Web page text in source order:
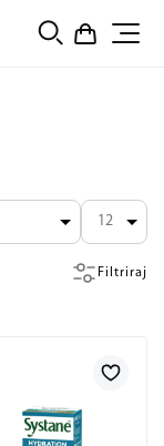
Filtriraj
12